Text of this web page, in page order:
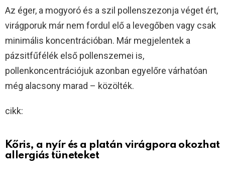
Az éger, a mogyoró és a szil pollenszezonja véget ért,
virágporuk már nem fordul elő a levegőben vagy csak
minimális koncentrációban. Már megjelentek a
pázsitfűfélék első pollenszemei is,
pollenkoncentrációjuk azonban egyelőre várhatóan
még alacsony marad – közölték.
cikk:
Kőris, a nyír és a platán virágpora okozhat
allergiás tüneteket